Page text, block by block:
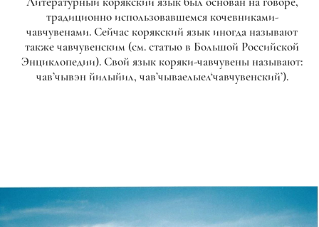
традиционно использовавшемся кочевниками-
чавчувенами. Сейчас корякский язык иногда называют
также чавчувенским (см. статью в Большой Российской
Энциклопедии). Свой язык коряки-чавчувены называют:
чав’чывэн йилыйил, чав’чываелыел‘чавчувенский’).